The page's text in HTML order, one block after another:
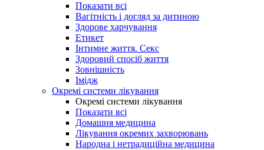
Показати всі
Вагітність і догляд за дитиною
Здорове харчування
Етикет
Інтимне життя. Секс
Здоровий спосіб життя
Зовнішність
Імідж
Окремі системи лікування
Окремі системи лікування
Показати всі
Домашня медицина
Лікування окремих захворювань
Народна і нетрадиційна медицина